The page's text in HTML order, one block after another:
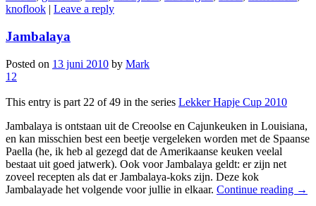
knoflook | Leave a reply
Jambalaya
Posted on 13 juni 2010 by Mark
12
This entry is part 22 of 49 in the series Lekker Hapje Cup 2010
Jambalaya is ontstaan uit de Creoolse en Cajunkeuken in Louisiana,
en kan misschien best een beetje vergeleken worden met de Spaanse
Paella (he, ik heb al gezegd dat de Amerikaanse keuken veelal
bestaat uit goed jatwerk). Ook voor Jambalaya geldt: er zijn net
zoveel recepten als dat er Jambalaya-koks zijn. Deze kok
Jambalayade het volgende voor jullie in elkaar. Continue reading →